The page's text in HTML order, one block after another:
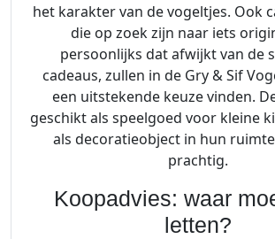
het karakter van de vogeltjes. Ook
die op zoek zijn naar iets
persoonlijks dat afwijkt van de
cadeaus, zullen in de Gry & Sif
een uitstekende keuze vinden.
geschikt als speelgoed voor kleine
als decoratieobject in hun
prachtig.
Koopadvies: waar
letten?